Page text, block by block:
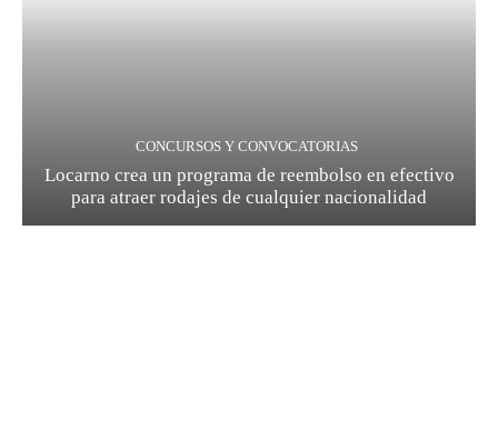
CONCURSOS Y CONVOCATORIAS
Locarno crea un programa de reembolso en efectivo
para atraer rodajes de cualquier nacionalidad